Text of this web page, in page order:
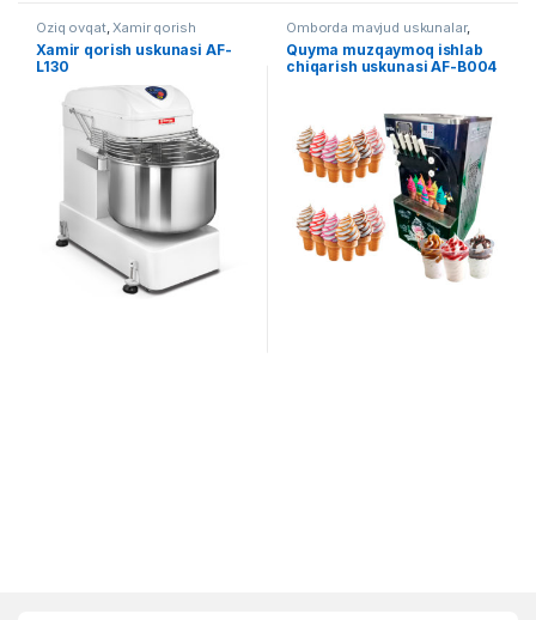
Oziq ovqat,Xamir qorish
uskunalari
Xamir qorish uskunasi AF-
L130
Omborda mavjud uskunalar,
Oziq ovqat
Quyma muzqaymoq ishlab
chiqarish uskunasi AF-B004